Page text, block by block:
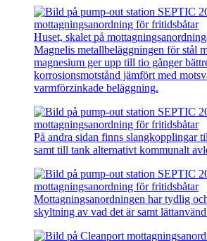
Huset, skalet på
Magnelis metallbeläggningen för stål
magnesium ger upp till tio gånger
korrosionsmotstånd jämfört med
varmförzinkade beläggning.
På andra sidan finns slangkopplingar
samt till tank alternativt kommunalt
Mottagningsanordningen har tydlig
skyltning av vad det är samt